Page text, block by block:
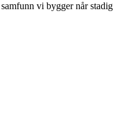
vi bygger når stadig